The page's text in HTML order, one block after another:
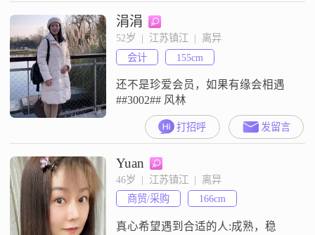
涓涓
52岁  |  江苏镇江  |  离异
会计
155cm
还不是珍爱会员，如果有缘会相遇
##3002## 风林
打招呼 发留言
Yuan
46岁  |  江苏镇江  |  离异
商贸/采购
166cm
真心希望遇到合适的人:成熟，稳